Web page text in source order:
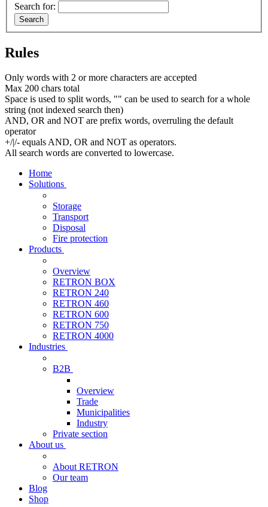
Search for:
Rules
Only words with 2 or more characters are accepted
Max 200 chars total
Space is used to split words, "" can be used to search for a whole
string (not indexed search then)
AND, OR and NOT are prefix words, overruling the default
operator
+/|/- equals AND, OR and NOT as operators.
All search words are converted to lowercase.
Home
Solutions
Storage
Transport
Disposal
Fire protection
Products
Overview
RETRON BOX
RETRON 240
RETRON 460
RETRON 600
RETRON 750
RETRON 4000
Industries
B2B
Overview
Trade
Municipalities
Industry
Private section
About us
About RETRON
Our team
Blog
Shop